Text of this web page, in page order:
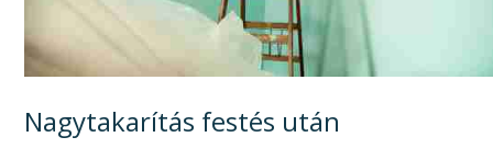
Nagytakarítás festés után